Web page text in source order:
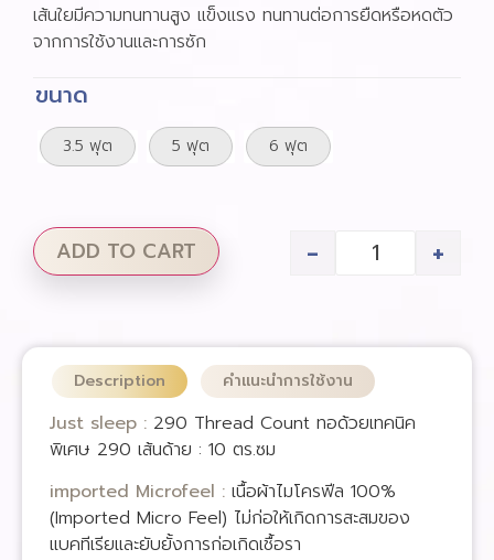
เส้นใยมีความทนทานสูง แข็งแรง ทนทานต่อการยืดหรือหดตัว
จากการใช้งานและการซัก
ขนาด
3.5 ฟุต 5 ฟุต 6 ฟุต
- +
ADD TO CART
Description คำแนะนำการใช้งาน
Just sleep : 290 Thread Count ทอด้วยเทคนิค
พิเศษ 290 เส้นด้าย : 10 ตร.ซม
imported Microfeel : เนื้อผ้าไมโครฟีล 100%
(Imported Micro Feel) ไม่ก่อให้เกิดการสะสมของ
แบคทีเรียและยับยั้งการก่อเกิดเชื้อรา